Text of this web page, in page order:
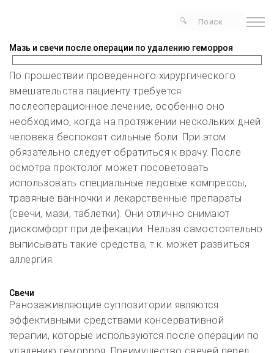
Мазь и свечи после операции по удалению геморроя
По прошествии проведенного хирургического
вмешательства пациенту требуется
послеоперационное лечение, особенно оно
необходимо, когда на протяжении нескольких дней
человека беспокоят сильные боли. При этом
обязательно следует обратиться к врачу. После
осмотра проктолог может посоветовать
использовать специальные ледовые компрессы,
травяные ванночки и лекарственные препараты
(свечи, мази, таблетки). Они отлично снимают
дискомфорт при дефекации. Нельзя самостоятельно
выписывать такие средства, т.к. может развиться
аллергия.
Свечи
Ранозаживляющие суппозитории являются
эффективными средствами консервативной
терапии, которые используются после операции по